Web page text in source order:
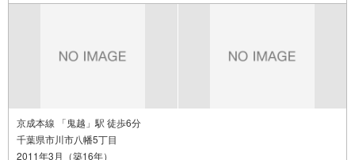
京成本線 「鬼越」駅 徒歩6分
千葉県市川市八幡5丁目
2011年3月（築16年）